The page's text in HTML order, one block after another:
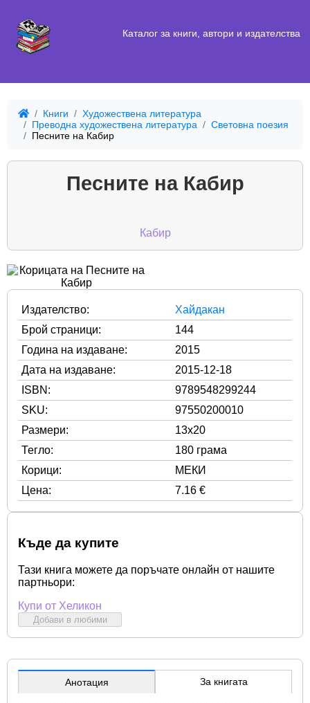
Каталог за книги, автори и издателства
Книги
Художествена литература
Преводна художествена литература
Световна поезия
Песните на Кабир
Песните на Кабир
Кабир
Издателство:
Хайдакан
Брой страници:
144
Година на издаване:
2015
Дата на издаване:
2015-12-18
ISBN:
9789548299244
SKU:
97550200010
Размери:
13x20
Тегло:
180 грама
Корици:
МЕКИ
Цена:
7.16 €
Къде да купите
Тази книга можете да поръчате онлайн от нашите
партньори:
Купи от Хеликон
Добави в любими
Анотация За книгата